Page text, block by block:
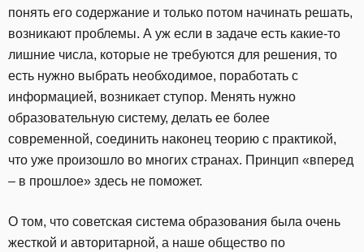
понять его содержание и только потом начинать решать,
возникают проблемы. А уж если в задаче есть какие-то
лишние числа, которые не требуются для решения, то
есть нужно выбрать необходимое, поработать с
информацией, возникает ступор. Менять нужно
образовательную систему, делать ее более
современной, соединить наконец теорию с практикой,
что уже произошло во многих странах. Принцип «вперед
– в прошлое» здесь не поможет.
О том, что советская система образования была очень
жесткой и авторитарной, а наше общество по